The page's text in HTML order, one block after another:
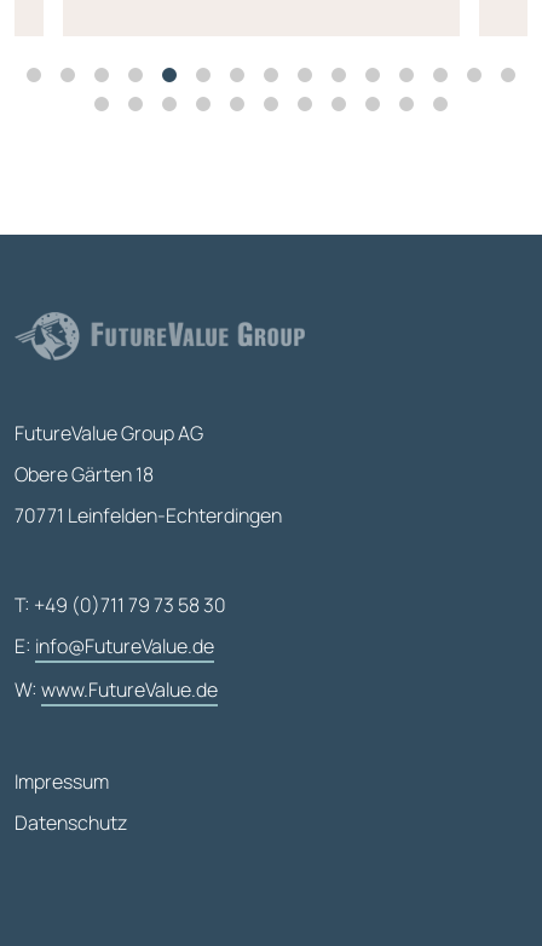
FutureValue Group AG
Obere Gärten 18
70771 Leinfelden-Echterdingen
T: +49 (0)711 79 73 58 30
E: info@FutureValue.de
W: www.FutureValue.de
Impressum
Datenschutz